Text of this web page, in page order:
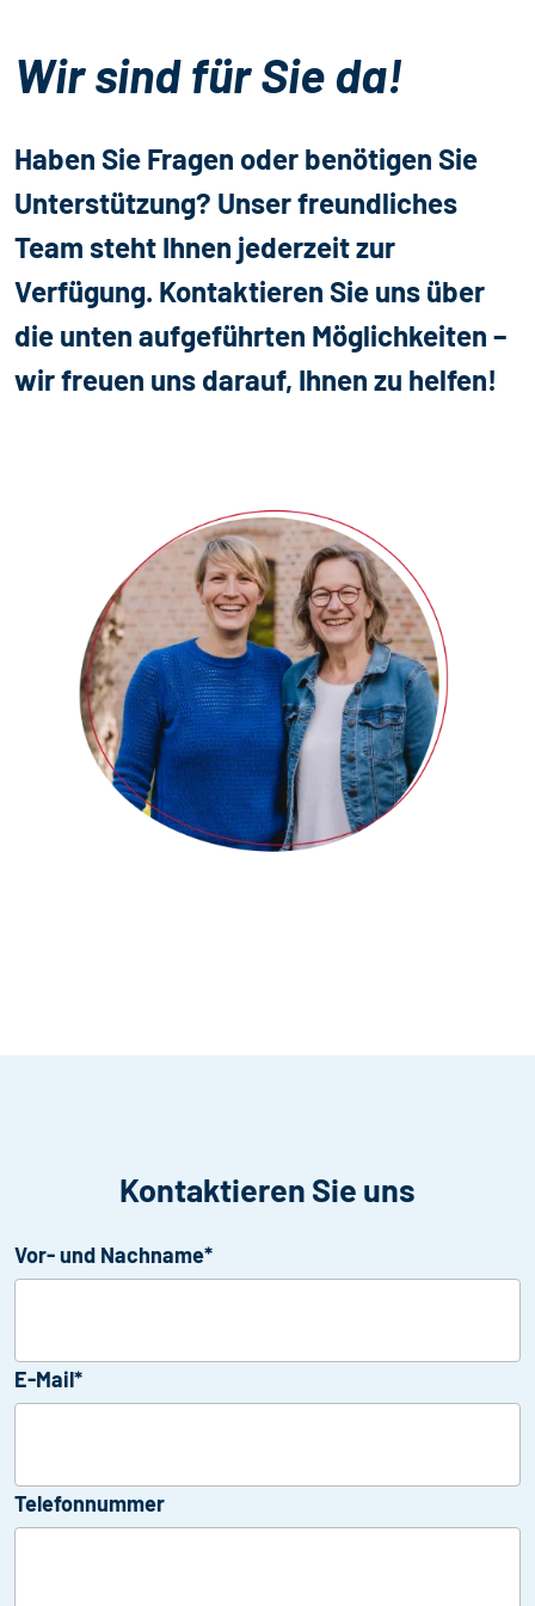
Wir sind für Sie da!
Haben Sie Fragen oder benötigen Sie
Unterstützung? Unser freundliches
Team steht Ihnen jederzeit zur
Verfügung. Kontaktieren Sie uns über
die unten aufgeführten Möglichkeiten –
wir freuen uns darauf, Ihnen zu helfen!
Kontaktieren Sie uns
Vor- und Nachname*
E-Mail*
Telefonnummer